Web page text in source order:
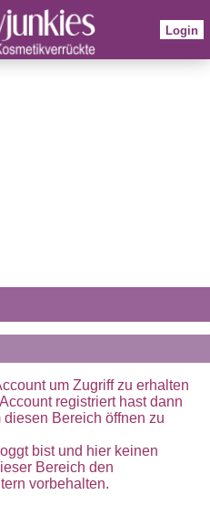
Login
um Zugriff zu erhalten
registriert hast dann
Bereich öffnen zu
bist und hier keinen
Bereich den
vorbehalten.